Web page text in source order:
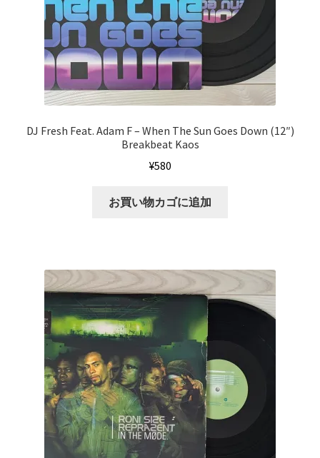
DJ Fresh Feat. Adam F – When The Sun Goes Down (12″)
Breakbeat Kaos
¥580
お買い物カゴに追加